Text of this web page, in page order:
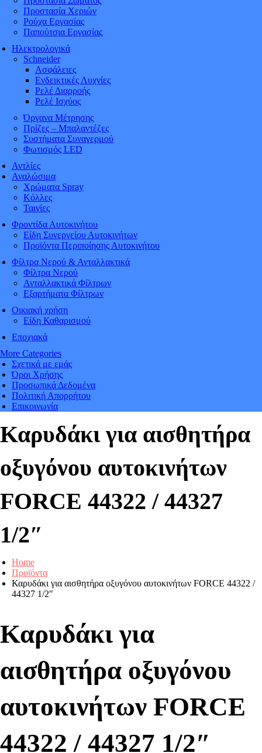
Προστασία Χεριών
Ρούχα Εργασίας
Παπούτσια Εργασίας
Ηλεκτρολογικά
Schneider
Ασφάλειες
Ενδεικτικές Λυχνίες
Ρελέ Διαρροής
Ρελέ Ισχύος
Όργανα Μέτρησης
Πρίζες – Μπαλαντέζες
Συστήματα Συναγερμού
Φωτισμός LED
Αντλίες
Αναλώσιμα
Χρώματα Spray
Κόλλες
Ταινίες
Φροντίδα Αυτοκινήτου
Είδη Συνεργείου Αυτοκινήτων
Προϊόντα Περιποίησης Αυτοκινήτου
Φίλτρα Νερού & Ανταλλακτικά
Φίλτρα Νερού
Ανταλλακτικά Φίλτρων
Εξαρτήματα Φίλτρων
Οικιακή χρήση
Είδη Καθαρισμού
Εποχιακά
More Categories
Σχετικά με εμάς
Όροι Χρήσης
Προσωπικά Δεδομένα
Πολιτική Απορρήτου
Επικοινωνία
Καρυδάκι για αισθητήρα
οξυγόνου αυτοκινήτων
FORCE 44322 / 44327
1/2″
Home
Προϊόντα
Καρυδάκι για αισθητήρα οξυγόνου αυτοκινήτων FORCE 44322 /
44327 1/2″
Καρυδάκι για
αισθητήρα οξυγόνου
αυτοκινήτων FORCE
44322 / 44327 1/2″